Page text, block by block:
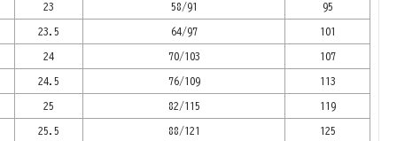
23 58/91 95
23.5 64/97 101
24 70/103 107
24.5 76/109 113
25 82/115 119
25.5 88/121 125